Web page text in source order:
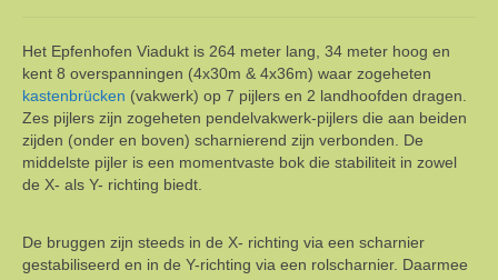
Webcam & Videos
Hoe het ooit begon
Contact
Het Epfenhofen Viadukt is 264 meter lang, 34 meter hoog en
kent 8 overspanningen (4x30m & 4x36m) waar zogeheten
kastenbrücken (vakwerk) op 7 pijlers en 2 landhoofden dragen.
Zes pijlers zijn zogeheten pendelvakwerk-pijlers die aan beiden
zijden (onder en boven) scharnierend zijn verbonden. De
middelste pijler is een momentvaste bok die stabiliteit in zowel
de X- als Y- richting biedt.
De bruggen zijn steeds in de X- richting via een scharnier
gestabiliseerd en in de Y-richting via een rolscharnier. Daarmee